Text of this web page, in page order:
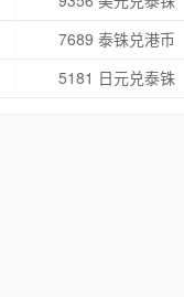
7689 泰铢兑港币
5181 日元兑泰铢